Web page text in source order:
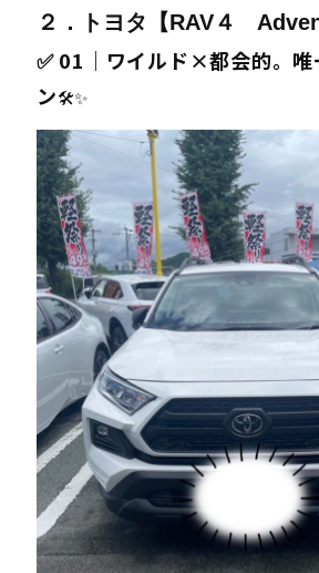
２．トヨタ【RAV４
✅ 01｜ワイルド×都会的。唯
ン🛠️✨